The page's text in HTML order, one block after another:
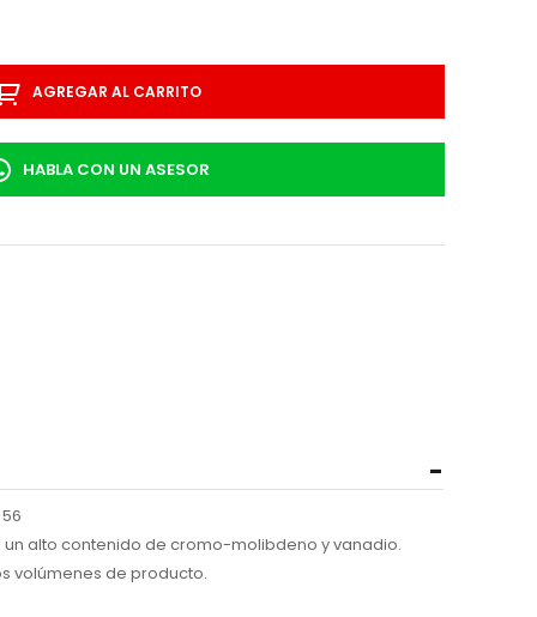
AGREGAR AL CARRITO
HABLA CON UN ASESOR
alto contenido de cromo-molibdeno y vanadio.
volúmenes de producto.